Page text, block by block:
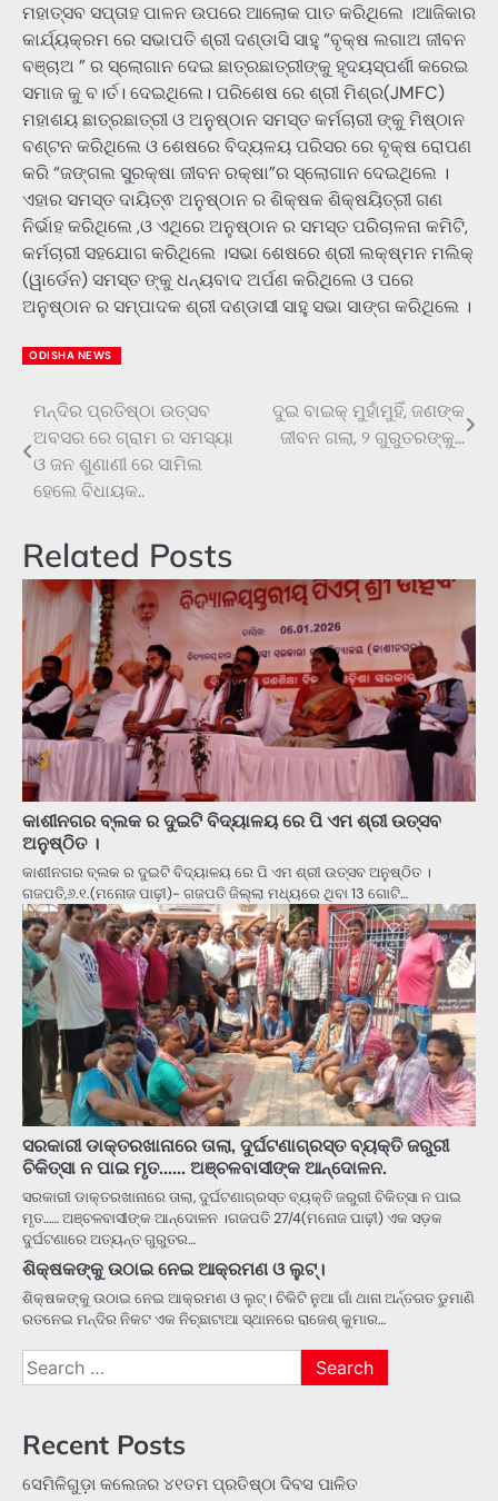
ମହାତ୍ସବ ସପ୍ତାହ ପାଳନ ଉପରେ ଆଲୋକ ପାତ କରିଥିଲେ ।ଆଜିକାର
କାର୍ଯ୍ୟକ୍ରମ ରେ ସଭାପତି ଶ୍ରୀ ଦଣ୍ଡାସି ସାହୁ “ବୃକ୍ଷ ଲଗାଅ ଜୀବନ
ବଞ୍ଚାଅ ” ର ସ୍ଲୋଗାନ ଦେଇ ଛାତ୍ରଛାତ୍ରୀଙ୍କୁ ହୃଦୟସ୍ପର୍ଶୀ କରେଇ
ସମାଜ କୁ ବ।ର୍ତ। ଦେଇଥିଲେ। ପରିଶେଷ ରେ ଶ୍ରୀ ମିଶ୍ର(JMFC)
ମହାଶୟ ଛାତ୍ରଛାତ୍ରୀ ଓ ଅନୁଷ୍ଠାନ ସମସ୍ତ କର୍ମଚାରୀ ଙ୍କୁ ମିଷ୍ଠାନ
ବଣ୍ଟନ କରିଥିଲେ ଓ ଶେଷରେ ବିଦ୍ୟଳୟ ପରିସର ରେ ବୃକ୍ଷ ରୋପଣ
କରି “ଜଙ୍ଗଲ ସୁରକ୍ଷା ଜୀବନ ରକ୍ଷା”ର ସ୍ଲୋଗାନ ଦେଇଥିଲେ ।
ଏହାର ସମସ୍ତ ଦାୟିତ୍ଵ ଅନୁଷ୍ଠାନ ର ଶିକ୍ଷକ ଶିକ୍ଷୟିତ୍ରୀ ଗଣ
ନିର୍ଭାହ କରିଥିଲେ ,ଓ ଏଥିରେ ଅନୁଷ୍ଠାନ ର ସମସ୍ତ ପରିଚାଳନା କମିଟି,
କର୍ମଚାରୀ ସହଯୋଗ କରିଥିଲେ ।ସଭା ଶେଷରେ ଶ୍ରୀ ଲକ୍ଷ୍ମନ ମଲିକ୍
(ୱାର୍ଡେନ) ସମସ୍ତ ଙ୍କୁ ଧନ୍ୟବାଦ ଅର୍ପଣ କରିଥିଲେ ଓ ପରେ
ଅନୁଷ୍ଠାନ ର ସମ୍ପାଦକ ଶ୍ରୀ ଦଣ୍ଡାସୀ ସାହୁ ସଭା ସାଙ୍ଗ କରିଥିଲେ ।
ODISHA NEWS
Post
navigation
ମନ୍ଦିର ପ୍ରତିଷ୍ଠା ଉତ୍ସବ
ଅବସର ରେ ଗ୍ରାମ ର ସମସ୍ୟା
ଓ ଜନ ଶୁଣାଣୀ ରେ ସାମିଲ
ହେଲେ ବିଧାୟକ..
ଦୁଇ ବାଇକ୍‌ ମୁହାଁମୁହିଁ, ଜଣଙ୍କ
ଜୀବନ ଗଲା, ୨ ଗୁରୁତରଙ୍କୁ…
Related Posts
କାଶୀନଗର ବ୍ଲକ ର ଦୁଇଟି ବିଦ୍ୟାଳୟ ରେ ପି ଏମ ଶ୍ରୀ ଉତ୍ସବ
ଅନୁଷ୍ଠିତ ।
କାଶୀନଗର ବ୍ଲକ ର ଦୁଇଟି ବିଦ୍ୟାଳୟ ରେ ପି ଏମ ଶ୍ରୀ ଉତ୍ସବ ଅନୁଷ୍ଠିତ ।
ଗଜପତି,୬.୧.(ମନୋଜ ପାଢ଼ୀ)- ଗଜପତି ଜିଲ୍ଲା ମଧ୍ୟରେ ଥିବା 13 ଗୋଟି…
ସରକାରୀ ଡାକ୍ତରଖାନାରେ ତାଲା, ଦୁର୍ଘଟଣାଗ୍ରସ୍ତ ବ୍ୟକ୍ତି ଜରୁରୀ
ଚିକିତ୍ସା ନ ପାଇ ମୃତ…… ଅଞ୍ଚଳବାସୀଙ୍କ ଆନ୍ଦୋଳନ.
ସରକାରୀ ଡାକ୍ତରଖାନାରେ ତାଲା, ଦୁର୍ଘଟଣାଗ୍ରସ୍ତ ବ୍ୟକ୍ତି ଜରୁରୀ ଚିକିତ୍ସା ନ ପାଇ
ମୃତ…… ଅଞ୍ଚଳବାସୀଙ୍କ ଆନ୍ଦୋଳନ ।ଗଜପତି 27/4(ମନୋଜ ପାଢ଼ୀ) ଏକ ସଡ଼କ
ଦୁର୍ଘଟଣାରେ ଅତ୍ୟନ୍ତ ଗୁରୁତର…
ଶିକ୍ଷକଙ୍କୁ ଉଠାଇ ନେଇ ଆକ୍ରମଣ ଓ ଲୁଟ୍।
ଶିକ୍ଷକଙ୍କୁ ଉଠାଇ ନେଇ ଆକ୍ରମଣ ଓ ଲୁଟ୍। ଚିକିଟି ନୁଆ ଗାଁ ଥାନା ଅର୍ନ୍ତଗତ ଡୁମାଣି
ରତନେଇ ମନ୍ଦିର ନିକଟ ଏକ ନିଚ୍ଛାଟାଆ ସ୍ଥାନରେ ରାଜେଶ୍ କୁମାର…
Search
for:
Recent Posts
ସେମିଳିଗୁଡ଼ା କଲେଜର ୪୧ତମ ପ୍ରତିଷ୍ଠା ଦିବସ ପାଳିତ